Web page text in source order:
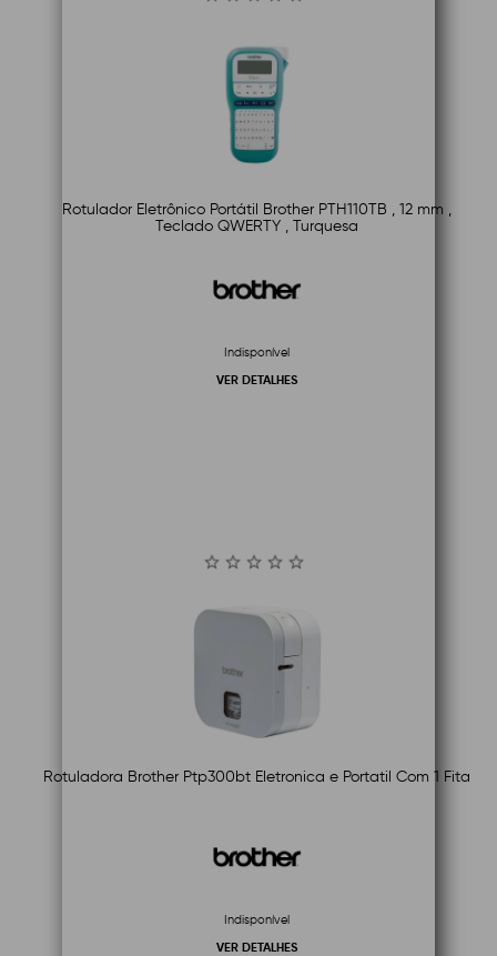
Rotulador Eletrônico Portátil Brother PTH110TB , 12 mm ,
Teclado QWERTY , Turquesa
Indisponível
VER DETALHES
Rotuladora Brother Ptp300bt Eletronica e Portatil Com 1 Fita
Indisponível
VER DETALHES